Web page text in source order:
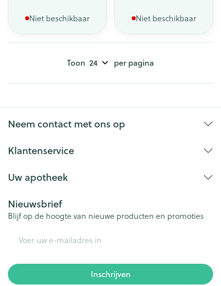
Niet beschikbaar Niet beschikbaar
Toon per pagina
Neem contact met ons op
Klantenservice
Uw apotheek
Nieuwsbrief
Blijf op de hoogte van nieuwe producten en promoties
Inschrijven